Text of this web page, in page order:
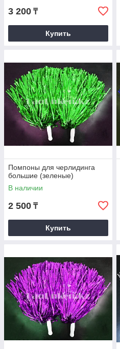
3 200 ₸
Купить
Помпоны для черлидинга
большие (зеленые)
В наличии
2 500 ₸
Купить